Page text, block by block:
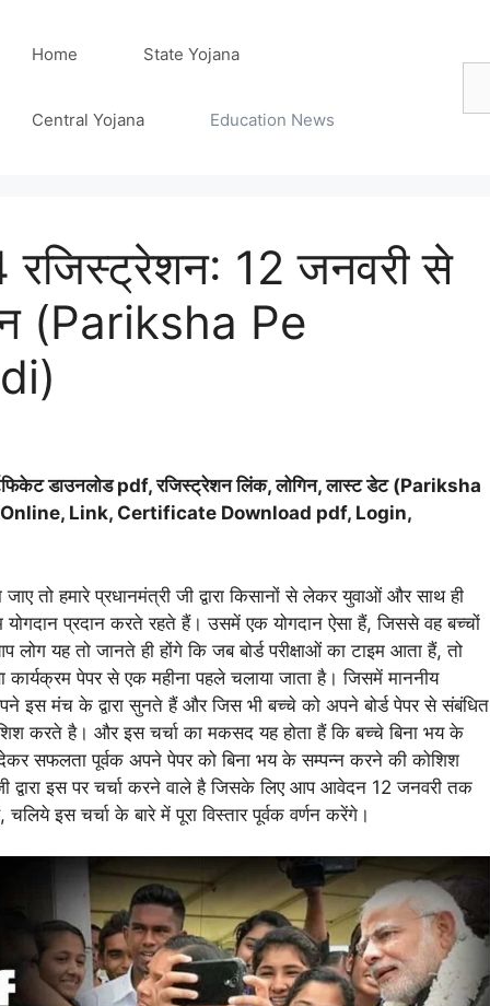
Home State Yojana
Central Yojana Education News
रजिस्ट्रेशन: 12 जनवरी से
(Pariksha Pe
डाउनलोडpdf, रजिस्ट्रेशन लिंक, लोगिन, लास्ट डेट (Pariksha
Link, Certificate Download pdf, Login,
तो हमारे प्रधानमंत्री जी द्वारा किसानों से लेकर युवाओं और साथ ही
प्रदान करते रहते हैं। उसमें एक योगदान ऐसा हैं, जिससे वह बच्चों
यह तो जानते ही होंगे कि जब बोर्ड परीक्षाओं का टाइम आता हैं, तो
कार्यक्रम पेपर से एक महीना पहले चलाया जाता है। जिसमें माननीय
इस मंच के द्वारा सुनते हैं और जिस भी बच्चे को अपने बोर्ड पेपर से संबंधित
करते है। और इस चर्चा का मकसद यह होता हैं कि बच्चे बिना भय के
सफलता पूर्वक अपने पेपर को बिना भय के सम्पन्न करने की कोशिश
द्वारा इस पर चर्चा करने वाले है जिसके लिए आप आवेदन 12 जनवरी तक
इस चर्चा के बारे में पूरा विस्तार पूर्वक वर्णन करेंगे।